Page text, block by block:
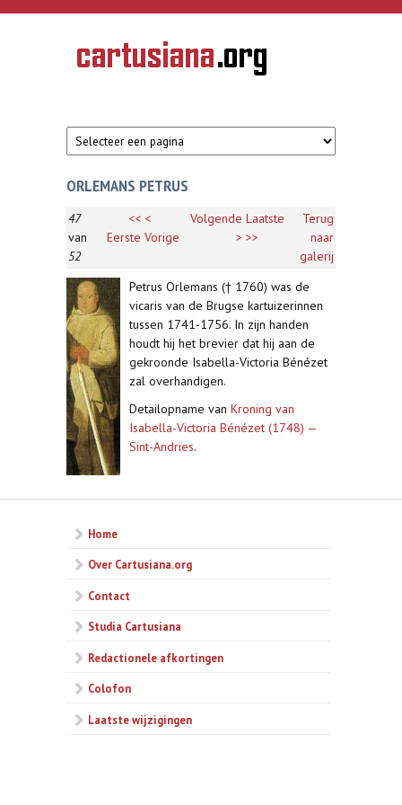
Overslaan en naar de inhoud gaan
CARTUSIANA
Geschiedenis
van de
ORLEMANS PETRUS
47
van
52
<<
Eerste
<
Vorige
Volgende
>
Laatste
>>
Terug
naar
galerij
Petrus Orlemans († 1760) was de
vicaris van de Brugse kartuizerinnen
tussen 1741-1756. In zijn handen
houdt hij het brevier dat hij aan de
gekroonde Isabella-Victoria Bénézet
zal overhandigen.
Detailopname van Kroning van
Isabella-Victoria Bénézet (1748) —
Sint-Andries.
Home
Over Cartusiana.org
Contact
Studia Cartusiana
Redactionele afkortingen
Colofon
Laatste wijzigingen